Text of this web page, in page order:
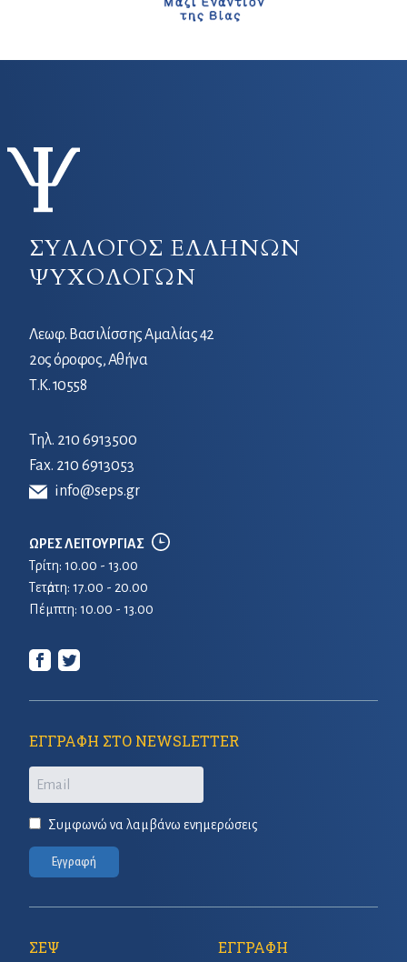
ΣΥΛΛΟΓΟΣ ΕΛΛΗΝΩΝ
ΨΥΧΟΛΟΓΩΝ
Λεωφ. Βασιλίσσης Αμαλίας 42
2ος όροφος, Αθήνα
Τ.Κ. 10558
Τηλ. 210 6913500
Fax. 210 6913053
info@seps.gr
ΩΡΕΣ ΛΕΙΤΟΥΡΓΙΑΣ
Τρίτη: 10.00 - 13.00
Τετἀρτη: 17.00 - 20.00
Πέμπτη: 10.00 - 13.00
ΕΓΓΡΑΦΗ ΣΤΟ NEWSLETTER
Email
Συμφωνώ να λαμβάνω ενημερώσεις
Εγγραφή
ΣΕΨ ΕΓΓΡΑΦΗ